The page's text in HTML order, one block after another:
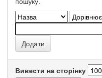
Вивести на сторінку